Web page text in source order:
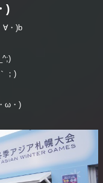
)
∀・)b
；)
ω・)